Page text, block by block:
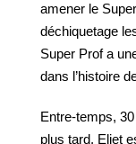
amener le
déchiquetage
Super Prof a
dans l’histoire
Entre-temps,
plus tard, Eliet